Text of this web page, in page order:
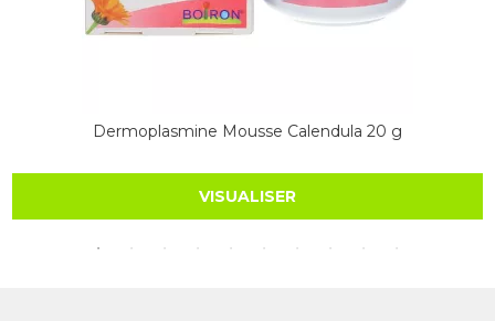
Dermoplasmine Mousse Calendula 20 g
VISUALISER